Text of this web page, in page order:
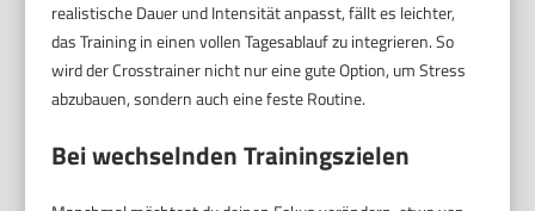
realistische Dauer und Intensität anpasst, fällt es leichter,
das Training in einen vollen Tagesablauf zu integrieren. So
wird der Crosstrainer nicht nur eine gute Option, um Stress
abzubauen, sondern auch eine feste Routine.
Bei wechselnden Trainingszielen